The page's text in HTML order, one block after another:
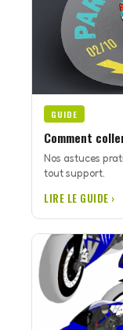
GUIDE
Comment
Nos astuces
tout support.
LIRE LE GUIDE ›